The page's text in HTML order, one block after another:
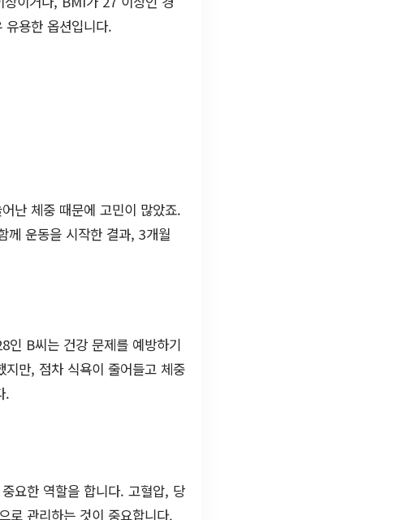
용한 옵션입니다.
난 체중 때문에 고민이 많았죠.
께 운동을 시작한 결과, 3개월
인 B씨는 건강 문제를 예방하기
만, 점차 식욕이 줄어들고 체중
.
요한 역할을 합니다. 고혈압, 당
로 관리하는 것이 중요합니다.